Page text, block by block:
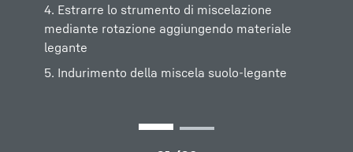
4. Estrarre lo strumento di miscelazione
mediante rotazione aggiungendo materiale
legante
5. Indurimento della miscela suolo-legante
4. Estrarre lo strumento di miscelazione
mediante rotazione aggiungendo materiale
legante
5. Indurimento della miscela suolo-legante